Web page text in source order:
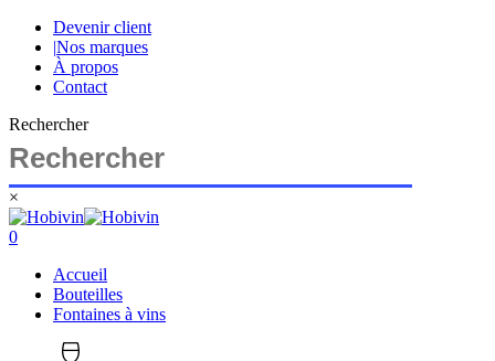
Skip
main
content
Devenir client
|Nos marques
À propos
Contact
Rechercher
×
Close
Search
search
account
0
Accueil
Bouteilles
Fontaines à vins